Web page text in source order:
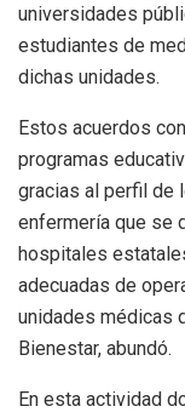
universidades
estudiantes de
dichas unidades.
Estos acuerdos
programas
gracias al perfil de
enfermería que se
hospitales
adecuadas de
unidades médicas
Bienestar, abundó.
En esta actividad